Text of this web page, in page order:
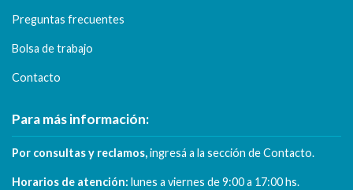
Preguntas frecuentes
Bolsa de trabajo
Contacto
Para más información:
Por consultas y reclamos,ingresá a la sección deContacto.
Horarios de atención: lunes a viernes de9:00 a 17:00 hs.